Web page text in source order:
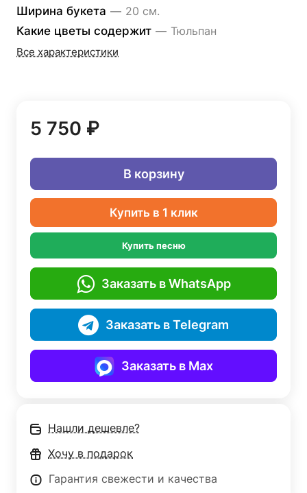
Ширина букета — 20 см.
Какие цветы содержит — Тюльпан
Все характеристики
5 750 ₽
В корзину
Купить в 1 клик
Купить песню
Заказать в WhatsApp
Заказать в Telegram
Заказать в Max
Нашли дешевле?
Хочу в подарок
Гарантия свежести и качества